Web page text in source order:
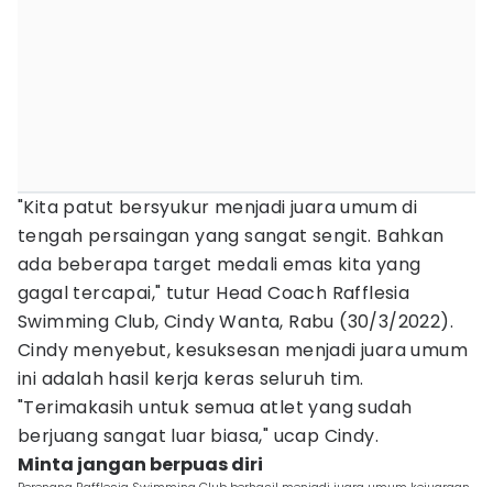
"Kita patut bersyukur menjadi juara umum di
tengah persaingan yang sangat sengit. Bahkan
ada beberapa target medali emas kita yang
gagal tercapai," tutur Head Coach Rafflesia
Swimming Club, Cindy Wanta, Rabu (30/3/2022).
Cindy menyebut, kesuksesan menjadi juara umum
ini adalah hasil kerja keras seluruh tim.
"Terimakasih untuk semua atlet yang sudah
berjuang sangat luar biasa," ucap Cindy.
Minta jangan berpuas diri